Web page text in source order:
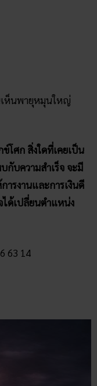
ได้เปลี่ยนตำแหน่ง
63 14
กหนัก สามารถ